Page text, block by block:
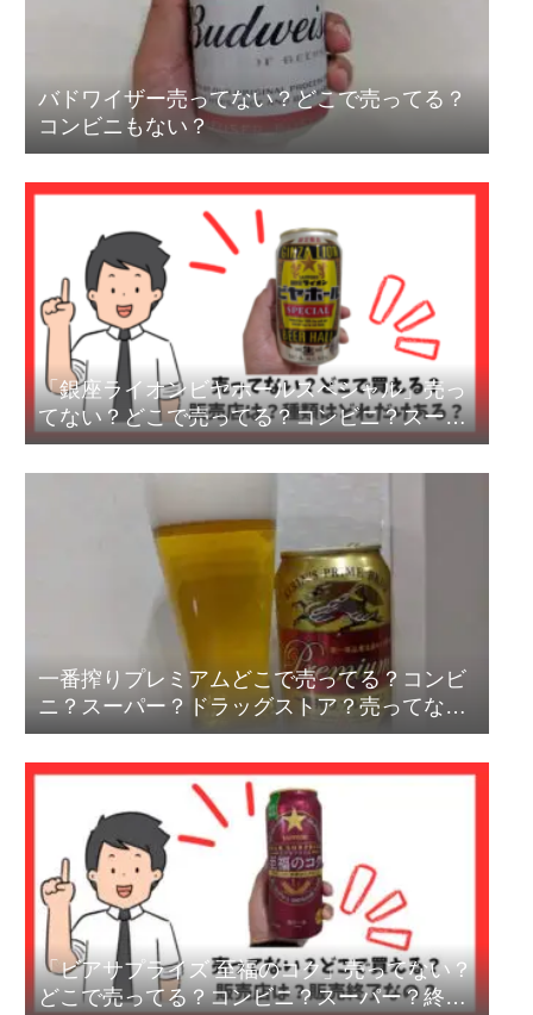
バドワイザー売ってない？どこで売ってる？
コンビニもない？
「銀座ライオンビヤホールスペシャル」売っ
てない？どこで売ってる？コンビニ？スーパ
ー？終売？
一番搾りプレミアムどこで売ってる？コンビ
ニ？スーパー？ドラッグストア？売ってな
い？
「ビアサプライズ 至福のコク」売ってない？
どこで売ってる？コンビニ？スーパー？終